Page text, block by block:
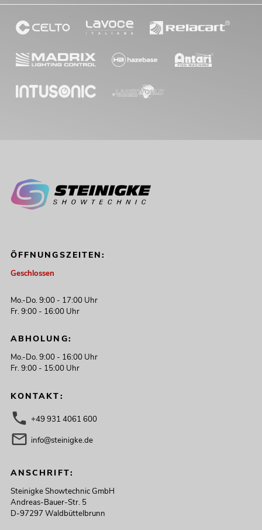
OMNITRONIC MA-240P ELA-
No. 80709632
OMNITRONIC CPZ-120P ELA-
No. 80709704
OMNITRONIC MAVZ-240.6P ELA-
Mischverstärker
ÖFFNUNGSZEITEN:
Geschlossen
Mo.-Do. 9:00 - 17:00 Uhr
Fr. 9:00 - 16:00 Uhr
ABHOLUNG:
Mo.-Do. 9:00 - 16:00 Uhr
Fr. 9:00 - 15:00 Uhr
KONTAKT:
+49 931 4061 600
info@steinigke.de
ANSCHRIFT:
Steinigke Showtechnic GmbH
Andreas-Bauer-Str. 5
D-97297 Waldbüttelbrunn